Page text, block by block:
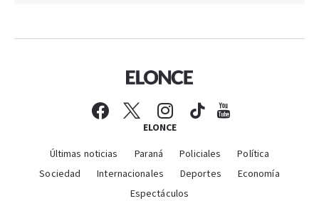
ELONCE
Últimas noticias Paraná Policiales
Política
Sociedad
Internacionales Deportes
Economía
Espectáculos